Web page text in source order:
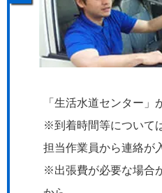
「生活水道センター」
※到着時間等について
担当作業員から連絡が
※出張費が必要な場合